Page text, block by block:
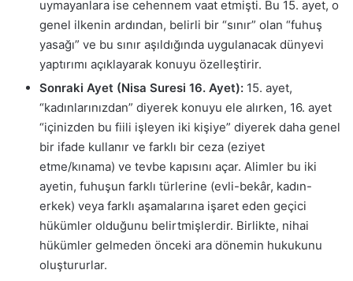
uymayanlara ise cehennem vaat etmişti. Bu 15. ayet, o
genel ilkenin ardından, belirli bir “sınır” olan “fuhuş
yasağı” ve bu sınır aşıldığında uygulanacak dünyevi
yaptırımı açıklayarak konuyu özelleştirir.
Sonraki Ayet (Nisa Suresi 16. Ayet): 15. ayet,
“kadınlarınızdan” diyerek konuyu ele alırken, 16. ayet
“içinizden bu fiili işleyen iki kişiye” diyerek daha genel
bir ifade kullanır ve farklı bir ceza (eziyet
etme/kınama) ve tevbe kapısını açar. Alimler bu iki
ayetin, fuhuşun farklı türlerine (evli-bekâr, kadın-
erkek) veya farklı aşamalarına işaret eden geçici
hükümler olduğunu belirtmişlerdir. Birlikte, nihai
hükümler gelmeden önceki ara dönemin hukukunu
oluştururlar.